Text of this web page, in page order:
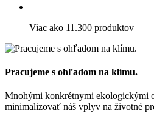
Viac ako 11.300 produktov
Pracujeme s ohľadom na klímu.
Mnohými konkrétnymi ekologickými
minimalizovať náš vplyv na životné